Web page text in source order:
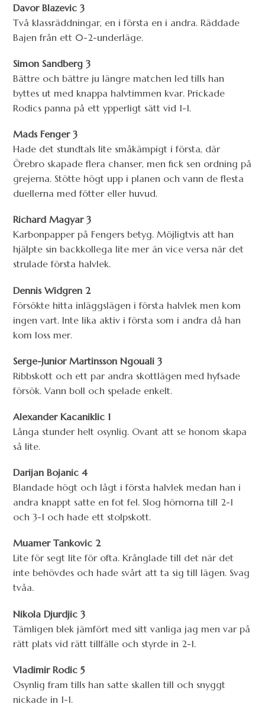
Davor Blazevic 3
Två klassräddningar, en i första en i andra. Räddade
Bajen från ett 0-2-underläge.
Simon Sandberg 3
Bättre och bättre ju längre matchen led tills han
byttes ut med knappa halvtimmen kvar. Prickade
Rodics panna på ett ypperligt sätt vid 1-1.
Mads Fenger 3
Hade det stundtals lite småkämpigt i första, där
Örebro skapade flera chanser, men fick sen ordning på
grejerna. Stötte högt upp i planen och vann de flesta
duellerna med fötter eller huvud.
Richard Magyar 3
Karbonpapper på Fengers betyg. Möjligtvis att han
hjälpte sin backkollega lite mer än vice versa när det
strulade första halvlek.
Dennis Widgren 2
Försökte hitta inläggslägen i första halvlek men kom
ingen vart. Inte lika aktiv i första som i andra då han
kom loss mer.
Serge-Junior Martinsson Ngouali 3
Ribbskott och ett par andra skottlägen med hyfsade
försök. Vann boll och spelade enkelt.
Alexander Kacaniklic 1
Långa stunder helt osynlig. Ovant att se honom skapa
så lite.
Darijan Bojanic 4
Blandade högt och lågt i första halvlek medan han i
andra knappt satte en fot fel. Slog hörnorna till 2-1
och 3-1 och hade ett stolpskott.
Muamer Tankovic 2
Lite för segt lite för ofta. Krånglade till det när det
inte behövdes och hade svårt att ta sig till lägen. Svag
tvåa.
Nikola Djurdjic 3
Tämligen blek jämfört med sitt vanliga jag men var på
rätt plats vid rätt tillfälle och styrde in 2-1.
Vladimir Rodic 5
Osynlig fram tills han satte skallen till och snyggt
nickade in 1-1.